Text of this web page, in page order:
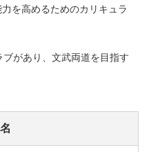
を高めるためのカリキュラ
があり、文武両道を目指す